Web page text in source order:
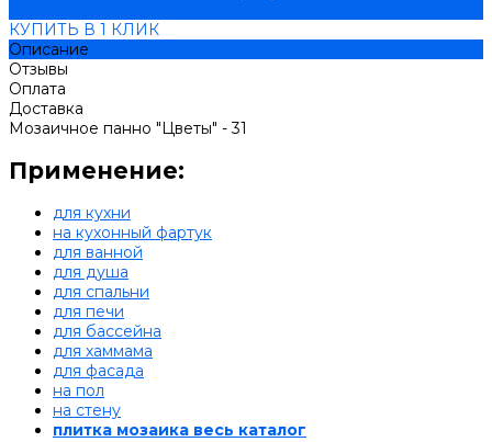
КУПИТЬ В 1 КЛИК
Описание
Отзывы
Оплата
Доставка
Мозаичное панно "Цветы" - 31
Применение:
для кухни
на кухонный фартук
для ванной
для душа
для спальни
для печи
для бассейна
для хаммама
для фасада
на пол
на стену
плитка мозаика весь каталог